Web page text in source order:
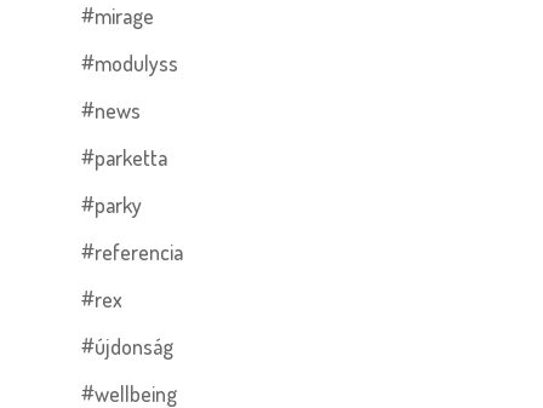
#mirage
#modulyss
#news
#parketta
#parky
#referencia
#rex
#újdonság
#wellbeing